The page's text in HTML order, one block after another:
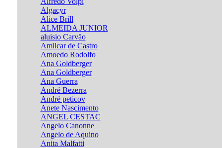
Algacyr
Alice Brill
ALMEIDA JUNIOR
aluisio Carvão
Amilcar de Castro
Amoedo Rodolfo
Ana Goldberger
Ana Goldberger
Ana Guerra
André Bezerra
André peticov
Anete Nascimento
ANGEL CESTAC
Angelo Canonne
Angelo de Aquino
Anita Malfatti